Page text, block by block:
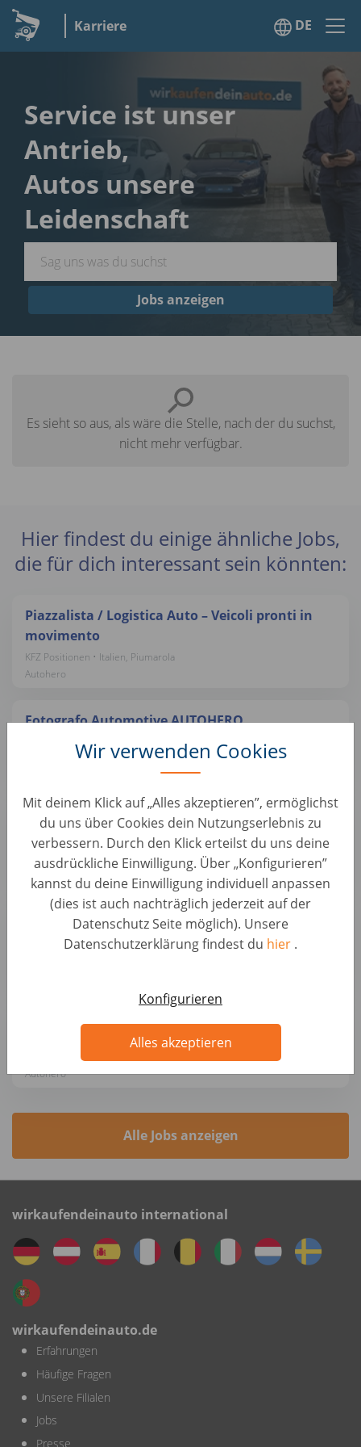
Karriere DE
Wir verwenden Cookies
Mit deinem Klick auf „Alles akzeptieren”, ermöglichst
du uns über Cookies dein Nutzungserlebnis zu
verbessern. Durch den Klick erteilst du uns deine
ausdrückliche Einwilligung. Über „Konfigurieren”
kannst du deine Einwilligung individuell anpassen
(dies ist auch nachträglich jederzeit auf der
Datenschutz Seite möglich). Unsere
Datenschutzerklärung findest du hier .
Konfigurieren
Alles akzeptieren
Service ist unser
Antrieb,
Autos unsere
Leidenschaft
Jobs anzeigen
Es sieht so aus, als wäre die Stelle, nach der du suchst,
nicht mehr verfügbar.
Hier findest du einige ähnliche Jobs,
die für dich interessant sein könnten:
Piazzalista / Logistica Auto – Veicoli pronti in
movimento
KFZ Positionen • Italien, Piumarola
Autohero
Fotografo Automotive AUTOHERO
KFZ Positionen • Italien, Teodora
Perito Tecnico Auto Piumarola – Valuta, Verifica,
Garantisce
KFZ Positionen • Italien, Isernia
Autohero
Montatore Carrozzeria - Dai nuova visibilità alle
auto con noi
KFZ Positionen • Italien, Teodora
KFZ Positionen • Italien, Teodora
Autohero
Alle Jobs anzeigen
wirkaufendeinauto international
wirkaufendeinauto.de
Erfahrungen
Häufige Fragen
Unsere Filialen
Jobs
Presse